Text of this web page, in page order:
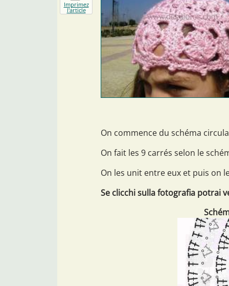
On commence du schéma
On fait les 9 carrés selon le
On les unit entre eux et puis on
Se clicchi sulla fotografia potrai
Imprimez
l'article